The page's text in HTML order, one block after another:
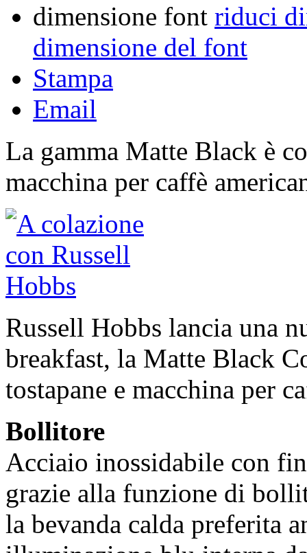
dimensione font riduci
dimensione del font
Stampa
Email
La gamma Matte Black è
macchina per caffè
Russell Hobbs lancia una
breakfast, la Matte Black
tostapane e macchina per
Bollitore
Acciaio inossidabile con
grazie alla funzione di
la bevanda calda preferita